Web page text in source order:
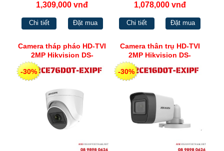
1,309,000 vnđ
Chi tiết Đặt mua
1,078,000 vnđ
Chi tiết Đặt mua
Camera tháp pháo HD-TVI
2MP Hikvision DS-
2CE76D0T-EXIPF
-30%
Camera thân trụ HD-TVI
2MP Hikvision DS-
2CE16D0T-EXIPF
-30%